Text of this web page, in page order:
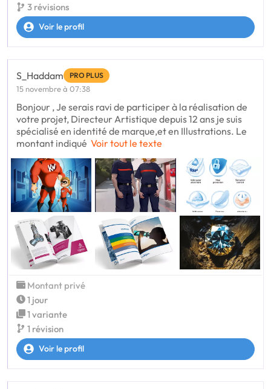
3 révisions
Voir le profil
S_Haddam PRO PLUS
15 novembre à 07:38
Bonjour , Je serais ravi de participer à la réalisation de
votre projet, Directeur Artistique depuis 12 ans je suis
spécialisé en identité de marque,et en Illustrations. Le
montant indiqué Voir tout le texte
Montant privé
1 jour
1 variante
1 révision
Voir le profil